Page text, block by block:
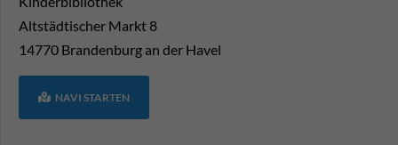
Altstädtischer Markt 8
14770 Brandenburg an der Havel
NAVI STARTEN